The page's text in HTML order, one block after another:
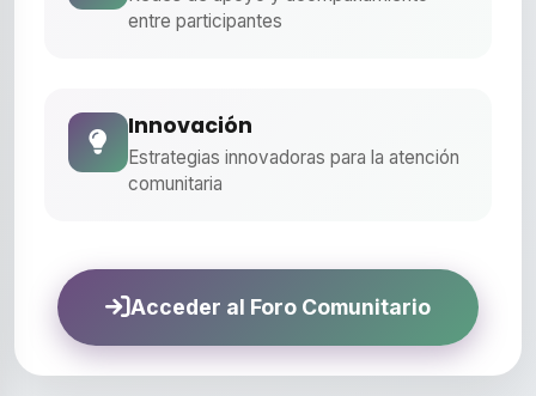
entre participantes
Innovación
Estrategias innovadoras para la atención
comunitaria
Acceder al Foro Comunitario